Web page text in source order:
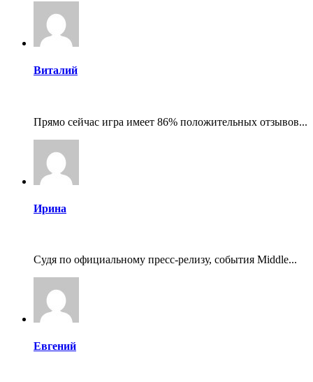
Виталий
Прямо сейчас игра имеет 86% положительных отзывов...
Ирина
Судя по официальному пресс-релизу, события Middle...
Евгений